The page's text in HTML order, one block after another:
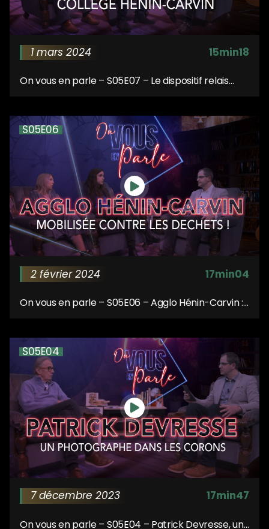
1 mars 2024 15min18
On vous en parle – S05E07 – Le dispositif relais
S05E06
2 février 2024 17min04
On vous en parle – S05E06 – Agglo Hénin-Carvin :
S05E04
7 décembre 2023 17min47
On vous en parle – S05E04 – Patrick Devresse, un